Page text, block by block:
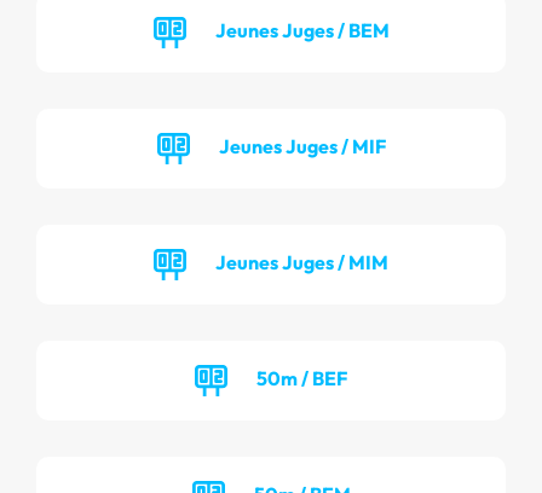
Jeunes Juges / BEM
Jeunes Juges / MIF
Jeunes Juges / MIM
50m / BEF